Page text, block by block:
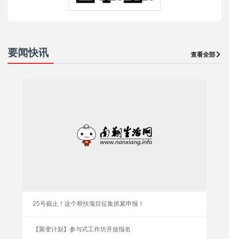
要闻快讯 查看全部
25号截止！这个帮扶项目征集抓紧申报！
【聚变计划】参与式工作坊开放报名